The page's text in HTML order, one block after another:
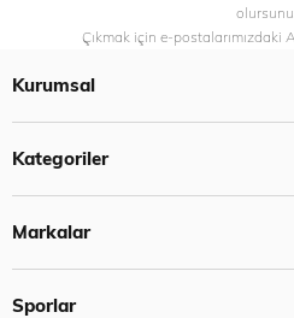
Çıkmak için e-postalarımızdaki
Kurumsal
Kategoriler
Markalar
Sporlar